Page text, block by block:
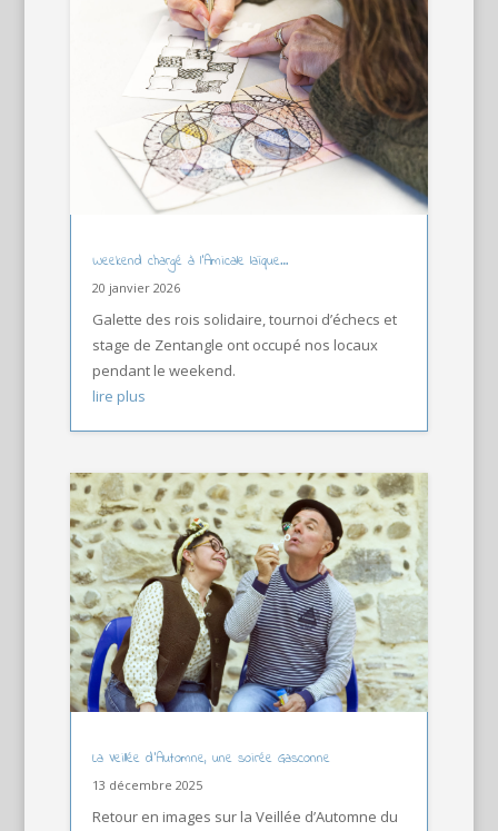
Weekend chargé à l’Amicale laïque…
20 janvier 2026
Galette des rois solidaire, tournoi d’échecs et
stage de Zentangle ont occupé nos locaux
pendant le weekend.
lire plus
La Veillée d’Automne, une soirée Gasconne
13 décembre 2025
Retour en images sur la Veillée d’Automne du